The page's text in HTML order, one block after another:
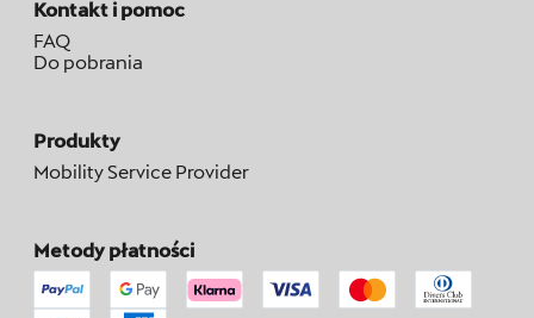
Kontakt i pomoc
FAQ
Do pobrania
Produkty
Mobility Service Provider
Metody płatności